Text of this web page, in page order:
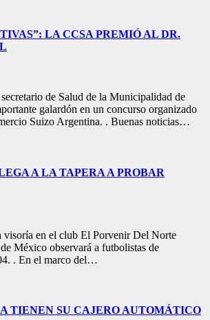
LA CCSA PREMIÓ AL DR.
de Salud de la Municipalidad de
galardón en un concurso organizado
Suizo Argentina. . Buenas noticias…
A LA TAPERA A PROBAR
visoría en el club El Porvenir Del Norte
México observará a futbolistas de
. En el marco del…
TIENEN SU CAJERO AUTOMÁTICO